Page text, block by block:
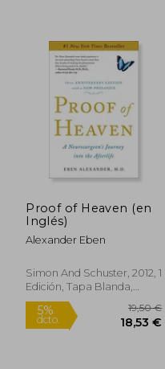
5%
dcto.
Proof of Heaven (en
Inglés)
Alexander Eben
Simon And Schuster, 2012, 1
Edición, Tapa Blanda,
Nuevo